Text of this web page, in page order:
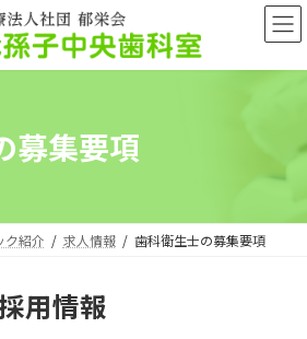
募集要項
ク紹介 求人情報 歯科衛生士の募集要項
用情報